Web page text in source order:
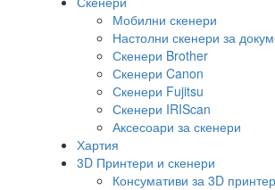
Мобилни скенери
Настолни скенери за
Скенери Brother
Скенери Canon
Скенери Fujitsu
Скенери IRIScan
Аксесоари за скенери
Хартия
3D Принтери и скенери
Консумативи за 3D